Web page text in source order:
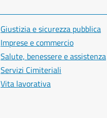
Giustizia e sicurezza pubblica
Imprese e commercio
Salute, benessere e assistenza
Servizi Cimiteriali
Vita lavorativa